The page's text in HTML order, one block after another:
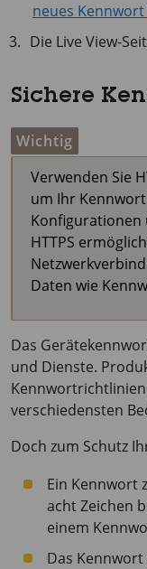
neues
Die Live View-
Sichere
Wichtig
Verwenden Sie
um Ihr
Konfigurationen
HTTPS
Daten wie
Das
und Dienste.
verschiedensten
Doch zum Schutz
Ein Kennwort
acht Zeichen
einem
Das